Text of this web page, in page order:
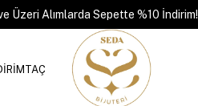
Üzeri Alımlarda Sepette %10 İndirim!
TAÇ